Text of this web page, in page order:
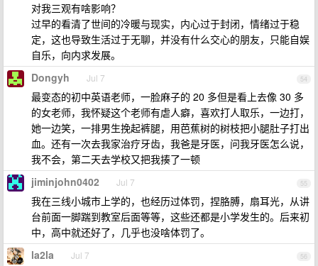
对我三观有啥影响？
过早的看清了世间的冷暖与现实，内心过于封闭，情绪过于稳
定，这也导致生活过于无聊，并没有什么交心的朋友，只能自娱
自乐，向内求发展。
54
Dongyh Jul 7
最变态的初中英语老师，一脸麻子的 20 多但是看上去像 30 多
的女老师，我怀疑这个老师有虐人癖，喜欢打人取乐，一边打，
她一边笑，一排男生挽起裤腿，用芭蕉树的树枝把小腿肚子打出
血。还有一次去我家治疗牙齿，我爸是牙医，问我牙医怎么说，
我不会，第二天去学校又把我揍了一顿
55
jiminjohn0402 Jul 7
我在三线小城市上学的，也经历过体罚，捏胳膊，扇耳光，从讲
台前面一脚踹到教室后面等等，这些还都是小学发生的。后来初
中，高中就还好了，几乎也没啥体罚了。
56
la2la Jul 7